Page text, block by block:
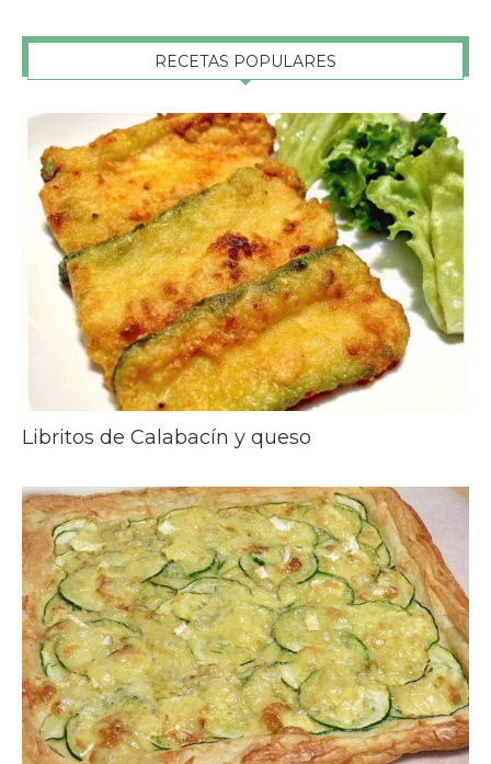
RECETAS POPULARES
Libritos de Calabacín y queso